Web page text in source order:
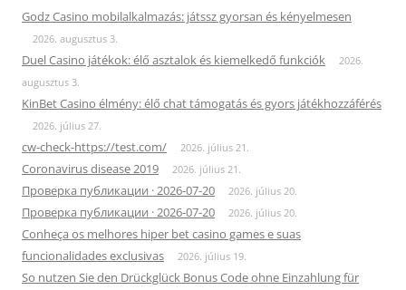
Godz Casino mobilalkalmazás: játssz gyorsan és kényelmesen
2026. augusztus 3.
Duel Casino játékok: élő asztalok és kiemelkedő funkciók
2026.
augusztus 3.
KinBet Casino élmény: élő chat támogatás és gyors játékhozzáférés
2026. július 27.
cw-check-https://test.com/ 2026. július 21.
Coronavirus disease 2019 2026. július 21.
Проверка публикации · 2026-07-20 2026. július 20.
Проверка публикации · 2026-07-20 2026. július 20.
Conheça os melhores hiper bet casino games e suas
funcionalidades exclusivas
2026. július 19.
So nutzen Sie den Drückglück Bonus Code ohne Einzahlung für